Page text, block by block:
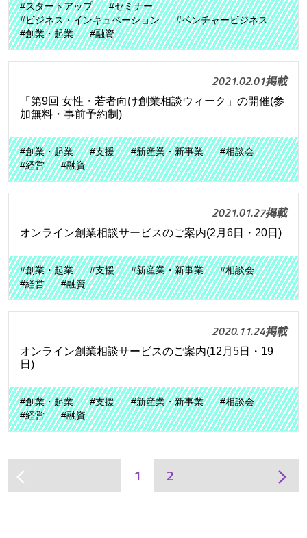
#スタートアップ
#セミナー
#ビジネス・インキュベーション
#ベンチャービジネス
#創業・起業
#融資
2021.02.01掲載
「第9回 女性・若者向け創業相談ウィーク」の開催(参
加無料・事前予約制)
#創業・起業 #支援 #新産業・新事業
#相談会
#経営
#融資
2021.01.27掲載
オンライン創業相談サービスのご案内(2月6日・20日)
#創業・起業 #支援 #新産業・新事業
#相談会
#経営
#融資
2020.11.24掲載
オンライン創業相談サービスのご案内(12月5日・19
日)
#創業・起業 #支援 #新産業・新事業
#相談会
#経営
#融資
arrow_back_ios 1 2 arrow_forward_ios